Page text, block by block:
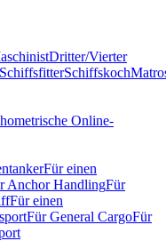
Dritter/Vierter
SchiffsfitterSchiffskoch
Online-
Für einen
Anchor HandlingFür
Für einen
Für General CargoFür